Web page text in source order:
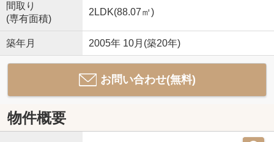
間取り
(専有面積)
2LDK(88.07㎡)
築年月 2005年 10月(築20年)
お問い合わせ(無料)
物件概要